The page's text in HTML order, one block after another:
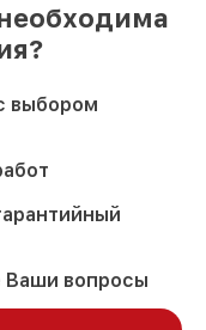
выбором
Ваши вопросы